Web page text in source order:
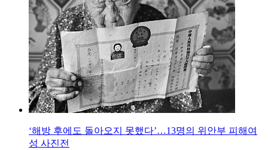
‘해방 후에도 돌아오지 못했다’…13명의 위안부 피해여
성 사진전